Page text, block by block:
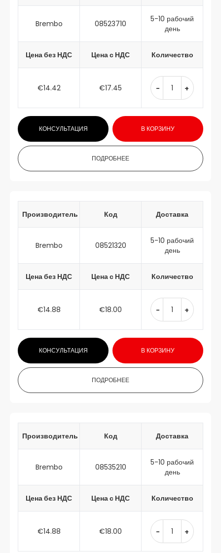
Brembo 08523710
5-10 рабочий
день
Цена без НДС Цена с НДС Количество
€14.42 €17.45 - +
КОНСУЛЬТАЦИЯ В КОРЗИНУ
ПОДРОБНЕЕ
Производитель Код Доставка
Brembo 08521320
5-10 рабочий
день
Цена без НДС Цена с НДС Количество
€14.88 €18.00 - +
КОНСУЛЬТАЦИЯ В КОРЗИНУ
ПОДРОБНЕЕ
Производитель Код Доставка
Brembo 08535210
5-10 рабочий
день
Цена без НДС Цена с НДС Количество
€14.88 €18.00 - +